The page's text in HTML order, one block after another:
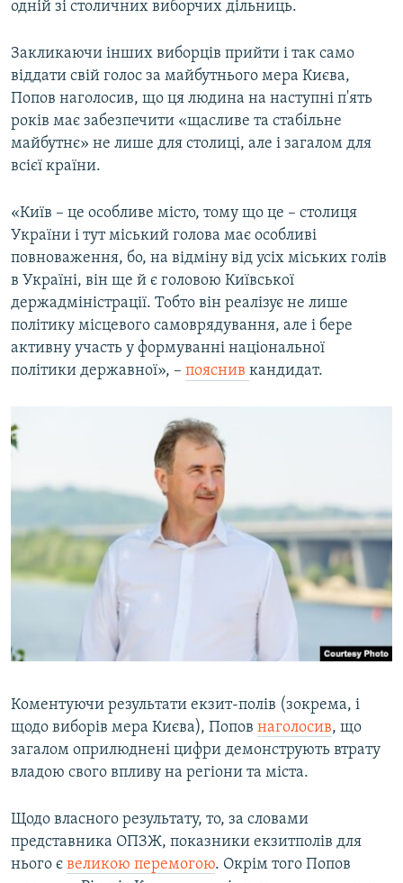
одній зі столичних виборчих дільниць.
Закликаючи інших виборців прийти і так само
віддати свій голос за майбутнього мера Києва,
Попов наголосив, що ця людина на наступні п'ять
років має забезпечити «щасливе та стабільне
майбутнє» не лише для столиці, але і загалом для
всієї країни.
«Київ – це особливе місто, тому що це – столиця
України і тут міський голова має особливі
повноваження, бо, на відміну від усіх міських голів
в Україні, він ще й є головою Київської
держадміністрації. Тобто він реалізує не лише
політику місцевого самоврядування, але і бере
активну участь у формуванні національної
політики державної», – пояснив кандидат.
Коментуючи результати екзит-полів (зокрема, і
щодо виборів мера Києва), Попов наголосив, що
загалом оприлюднені цифри демонструють втрату
владою свого впливу на регіони та міста.
Щодо власного результату, то, за словами
представника ОПЗЖ, показники екзитполів для
нього є великою перемогою. Окрім того Попов